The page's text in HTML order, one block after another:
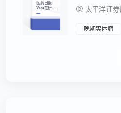
医药日报：
Vera在研新
药Atacicept
三期临床成
太平洋证券股
晚期实体瘤